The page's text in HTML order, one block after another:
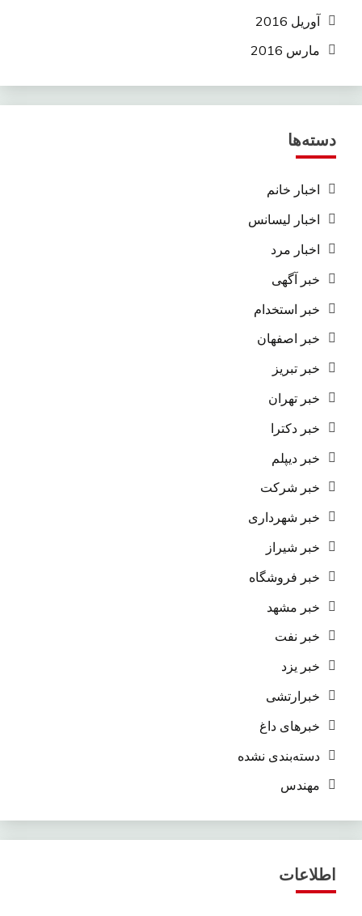
آوریل 2016
مارس 2016
دسته‌ها
اخبار خانم
اخبار لیسانس
اخبار مرد
خبر آگهی
خبر استخدام
خبر اصفهان
خبر تبریز
خبر تهران
خبر دکترا
خبر دیپلم
خبر شرکت
خبر شهرداری
خبر شیراز
خبر فروشگاه
خبر مشهد
خبر نفت
خبر یزد
خبرارتشی
خبرهای داغ
دسته‌بندی نشده
مهندس
اطلاعات